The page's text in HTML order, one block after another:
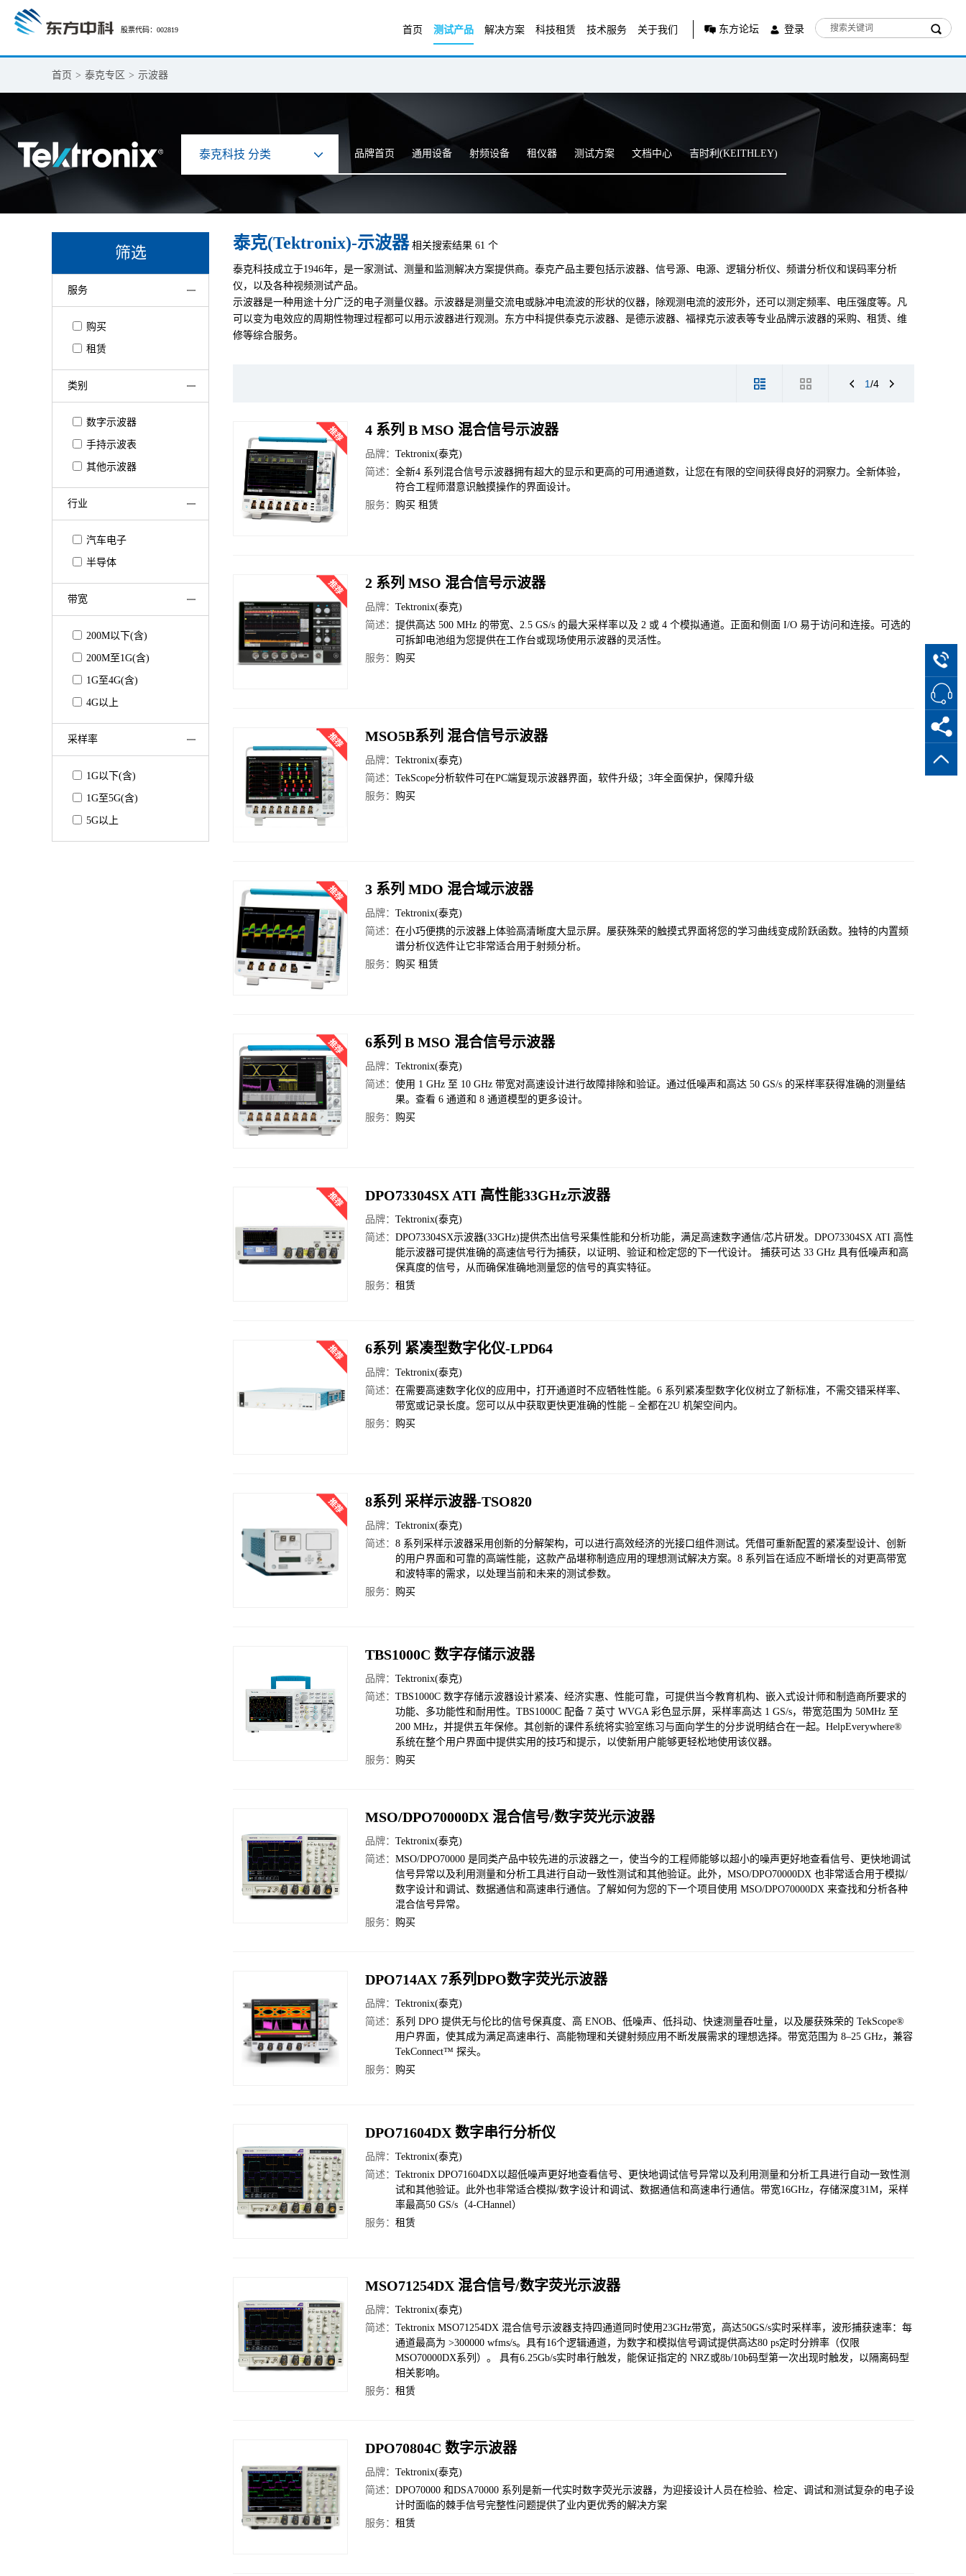
股票代码：002819 首页 测试产品 解决方案 科技租赁 技术服务 关于我们 东方论坛 登录
首页 > 泰克专区 > 示波器
泰克科技 分类 品牌首页 通用设备 射频设备 租仪器 测试方案 文档中心 吉时利(KEITHLEY)
筛选
服务
购买
租赁
类别
数字示波器
手持示波表
其他示波器
行业
汽车电子
半导体
带宽
200M以下(含)
200M至1G(含)
1G至4G(含)
4G以上
采样率
1G以下(含)
1G至5G(含)
5G以上
泰克(Tektronix)-示波器相关搜索结果 61 个
泰克科技成立于1946年，是一家测试、测量和监测解决方案提供商。泰克产品主要包括示波器、信号源、电源、逻辑分析仪、频谱分析仪和误码率分析
仪，以及各种视频测试产品。
示波器是一种用途十分广泛的电子测量仪器。示波器是测量交流电或脉冲电流波的形状的仪器，除观测电流的波形外，还可以测定频率、电压强度等。凡
可以变为电效应的周期性物理过程都可以用示波器进行观测。东方中科提供泰克示波器、是德示波器、福禄克示波表等专业品牌示波器的采购、租赁、维
修等综合服务。
1/4
4 系列 B MSO 混合信号示波器
品牌： Tektronix(泰克)
简述： 全新4 系列混合信号示波器拥有超大的显示和更高的可用通道数，让您在有限的空间获得良好的洞察力。全新体验，
符合工程师潜意识触摸操作的界面设计。
服务： 购买 租赁
2 系列 MSO 混合信号示波器
品牌： Tektronix(泰克)
简述： 提供高达 500 MHz 的带宽、2.5 GS/s 的最大采样率以及 2 或 4 个模拟通道。正面和侧面 I/O 易于访问和连接。可选的
可拆卸电池组为您提供在工作台或现场使用示波器的灵活性。
服务： 购买
MSO5B系列 混合信号示波器
品牌： Tektronix(泰克)
简述： TekScope分析软件可在PC端复现示波器界面，软件升级；3年全面保护，保障升级
服务： 购买
3 系列 MDO 混合域示波器
品牌： Tektronix(泰克)
简述： 在小巧便携的示波器上体验高清晰度大显示屏。屡获殊荣的触摸式界面将您的学习曲线变成阶跃函数。独特的内置频
谱分析仪选件让它非常适合用于射频分析。
服务： 购买 租赁
6系列 B MSO 混合信号示波器
品牌： Tektronix(泰克)
简述： 使用 1 GHz 至 10 GHz 带宽对高速设计进行故障排除和验证。通过低噪声和高达 50 GS/s 的采样率获得准确的测量结
果。查看 6 通道和 8 通道模型的更多设计。
服务： 购买
DPO73304SX ATI 高性能33GHz示波器
品牌： Tektronix(泰克)
简述： DPO73304SX示波器(33GHz)提供杰出信号采集性能和分析功能，满足高速数字通信/芯片研发。DPO73304SX ATI 高性
能示波器可提供准确的高速信号行为捕获，以证明、验证和检定您的下一代设计。 捕获可达 33 GHz 具有低噪声和高
保真度的信号，从而确保准确地测量您的信号的真实特征。
服务： 租赁
6系列 紧凑型数字化仪-LPD64
品牌： Tektronix(泰克)
简述： 在需要高速数字化仪的应用中，打开通道时不应牺牲性能。6 系列紧凑型数字化仪树立了新标准，不需交错采样率、
带宽或记录长度。您可以从中获取更快更准确的性能 – 全都在2U 机架空间内。
服务： 购买
8系列 采样示波器-TSO820
品牌： Tektronix(泰克)
简述： 8 系列采样示波器采用创新的分解架构，可以进行高效经济的光接口组件测试。凭借可重新配置的紧凑型设计、创新
的用户界面和可靠的高端性能，这款产品堪称制造应用的理想测试解决方案。8 系列旨在适应不断增长的对更高带宽
和波特率的需求，以处理当前和未来的测试参数。
服务： 购买
TBS1000C 数字存储示波器
品牌： Tektronix(泰克)
简述： TBS1000C 数字存储示波器设计紧凑、经济实惠、性能可靠，可提供当今教育机构、嵌入式设计师和制造商所要求的
功能、多功能性和耐用性。TBS1000C 配备 7 英寸 WVGA 彩色显示屏，采样率高达 1 GS/s，带宽范围为 50MHz 至
200 MHz，并提供五年保修。其创新的课件系统将实验室练习与面向学生的分步说明结合在一起。HelpEverywhere®
系统在整个用户界面中提供实用的技巧和提示，以使新用户能够更轻松地使用该仪器。
服务： 购买
MSO/DPO70000DX 混合信号/数字荧光示波器
品牌： Tektronix(泰克)
简述： MSO/DPO70000 是同类产品中较先进的示波器之一，使当今的工程师能够以超小的噪声更好地查看信号、更快地调试
信号异常以及利用测量和分析工具进行自动一致性测试和其他验证。此外，MSO/DPO70000DX 也非常适合用于模拟/
数字设计和调试、数据通信和高速串行通信。了解如何为您的下一个项目使用 MSO/DPO70000DX 来查找和分析各种
混合信号异常。
服务： 购买
DPO714AX 7系列DPO数字荧光示波器
品牌： Tektronix(泰克)
简述： 系列 DPO 提供无与伦比的信号保真度、高 ENOB、低噪声、低抖动、快速测量吞吐量，以及屡获殊荣的 TekScope®
用户界面，使其成为满足高速串行、高能物理和关键射频应用不断发展需求的理想选择。带宽范围为 8–25 GHz，兼容
TekConnect™ 探头。
服务： 购买
DPO71604DX 数字串行分析仪
品牌： Tektronix(泰克)
简述： Tektronix DPO71604DX以超低噪声更好地查看信号、更快地调试信号异常以及利用测量和分析工具进行自动一致性测
试和其他验证。此外也非常适合模拟/数字设计和调试、数据通信和高速串行通信。带宽16GHz，存储深度31M，采样
率最高50 GS/s（4-CHannel）
服务： 租赁
MSO71254DX 混合信号/数字荧光示波器
品牌： Tektronix(泰克)
简述： Tektronix MSO71254DX 混合信号示波器支持四通道同时使用23GHz带宽，高达50GS/s实时采样率，波形捕获速率：每
通道最高为 >300000 wfms/s。具有16个逻辑通道，为数字和模拟信号调试提供高达80 ps定时分辨率（仅限
MSO70000DX系列）。 具有6.25Gb/s实时串行触发，能保证指定的 NRZ或8b/10b码型第一次出现时触发，以隔离码型
相关影响。
服务： 租赁
DPO70804C 数字示波器
品牌： Tektronix(泰克)
简述： DPO70000 和DSA70000 系列是新一代实时数字荧光示波器，为迎接设计人员在检验、检定、调试和测试复杂的电子设
计时面临的棘手信号完整性问题提供了业内更优秀的解决方案
服务： 租赁